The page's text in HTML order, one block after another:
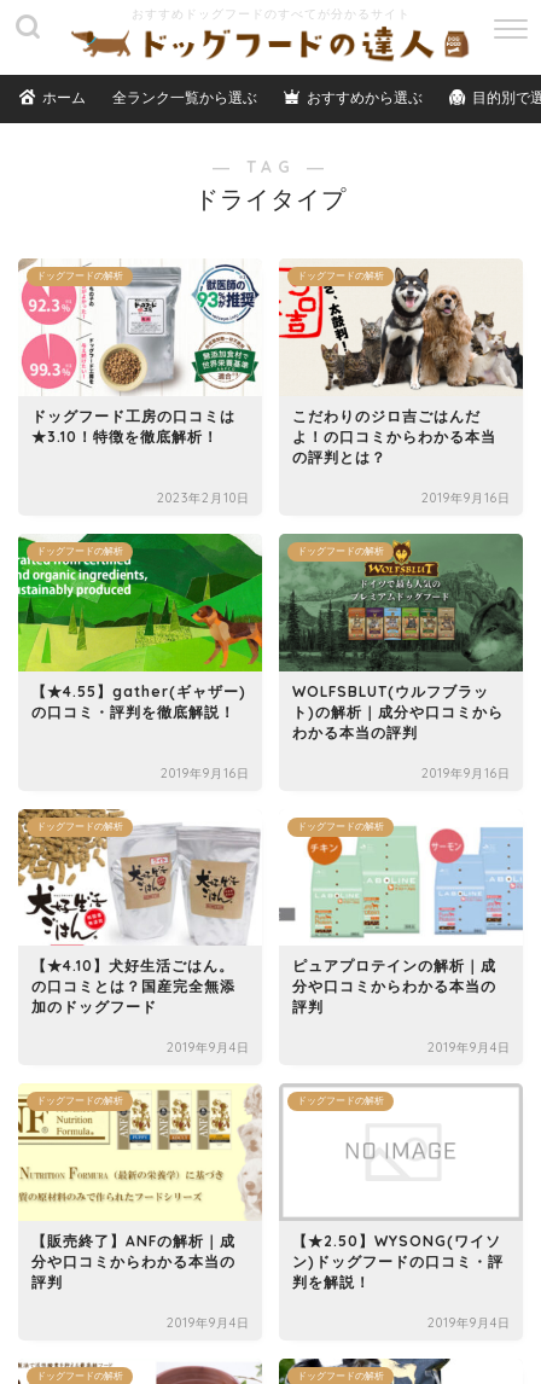
ホーム 全ランク一覧から選ぶ おすすめから選ぶ 目的別で
N
― TAG ―
ドライタイプ
ドッグフードの解析
ドッグフード工房の口コミは
★3.10！特徴を徹底解析！
2023年2月10日
ドッグフードの解析
こだわりのジロ吉ごはんだ
よ！の口コミからわかる本当
の評判とは？
2019年9月16日
ドッグフードの解析
【★4.55】gather(ギャザー)
の口コミ・評判を徹底解説！
2019年9月16日
ドッグフードの解析
WOLFSBLUT(ウルフブラッ
ト)の解析｜成分や口コミから
わかる本当の評判
2019年9月16日
ドッグフードの解析
【★4.10】犬好生活ごはん。
の口コミとは？国産完全無添
加のドッグフード
2019年9月4日
ドッグフードの解析
ピュアプロテインの解析｜成
分や口コミからわかる本当の
評判
2019年9月4日
ドッグフードの解析
【販売終了】ANFの解析｜成
分や口コミからわかる本当の
評判
2019年9月4日
ドッグフードの解析
【★2.50】WYSONG(ワイソ
ン)ドッグフードの口コミ・評
判を解説！
2019年9月4日
ドッグフードの解析 ドッグフードの解析